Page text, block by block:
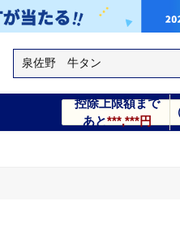
控除上限額まで
あと***,***円